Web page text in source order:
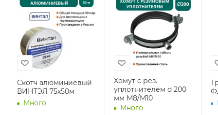
Скотч алюминиевый
ВИНТЭЛ 75х50м
Много
Хомут с рез.
уплотнителем d 200
мм М8/М10
Много